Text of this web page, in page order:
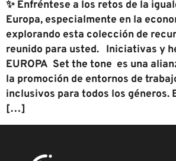
✨ Enfréntese a los retos de la
Europa, especialmente en la
explorando esta colección de
reunido para usted. Iniciativas y
EUROPA Set the tone es una
la promoción de entornos de
inclusivos para todos los géneros.
[…]